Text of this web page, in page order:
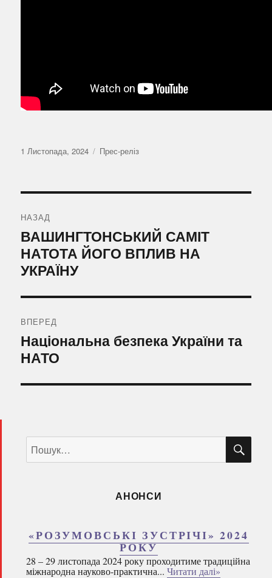
Оприлюднено
1 Листопада, 2024 Категорії
Прес-реліз
записів
НАЗАД
Попередній
запис:
ВАШИНГТОНСЬКИЙ САМІТ
НАТОТА ЙОГО ВПЛИВ НА
УКРАЇНУ
ВПЕРЕД
Наступний
запис:
Національна безпека України та
НАТО
за
запитом:
АНОНСИ
«РОЗУМОВСЬКІ ЗУСТРІЧІ» 2024
РОКУ
28 – 29 листопада 2024 року проходитиме традиційна
міжнародна науково-практична... Читати далі»